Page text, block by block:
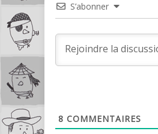
S’abonner
8 COMMENTAIRES